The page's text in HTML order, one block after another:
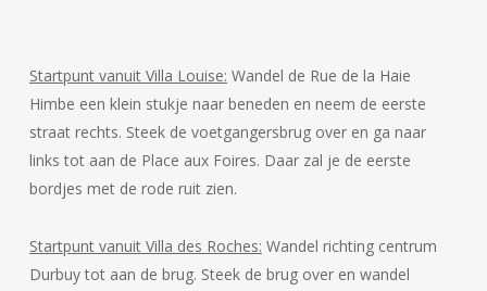
Startpunt vanuit Villa Louise: Wandel de Rue de la Haie
Himbe een klein stukje naar beneden en neem de eerste
straat rechts. Steek de voetgangersbrug over en ga naar
links tot aan de Place aux Foires. Daar zal je de eerste
bordjes met de rode ruit zien.
Startpunt vanuit Villa des Roches: Wandel richting centrum
Durbuy tot aan de brug. Steek de brug over en wandel